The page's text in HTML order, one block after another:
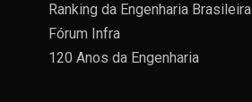
Ranking da Engenharia Brasileira
Fórum Infra
120 Anos da Engenharia